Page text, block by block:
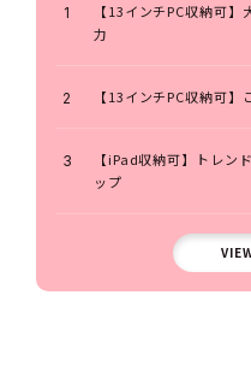
【13インチPC収納可
力
【13インチPC収納可
【iPad収納可】トレン
ップ